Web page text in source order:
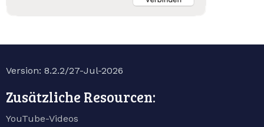
Version: 8.2.2/27-Jul-2026
Zusätzliche Resourcen:
YouTube-Videos